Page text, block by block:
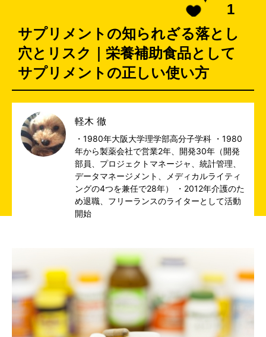
1
サプリメントの知られざる落とし
穴とリスク｜栄養補助食品として
サプリメントの正しい使い方
軽木 徹
・1980年大阪大学理学部高分子学科 ・1980
年から製薬会社で営業2年、開発30年（開発
部員、プロジェクトマネージャ、統計管理、
データマネージメント、メディカルライティ
ングの4つを兼任で28年） ・2012年介護のた
め退職、フリーランスのライターとして活動
開始